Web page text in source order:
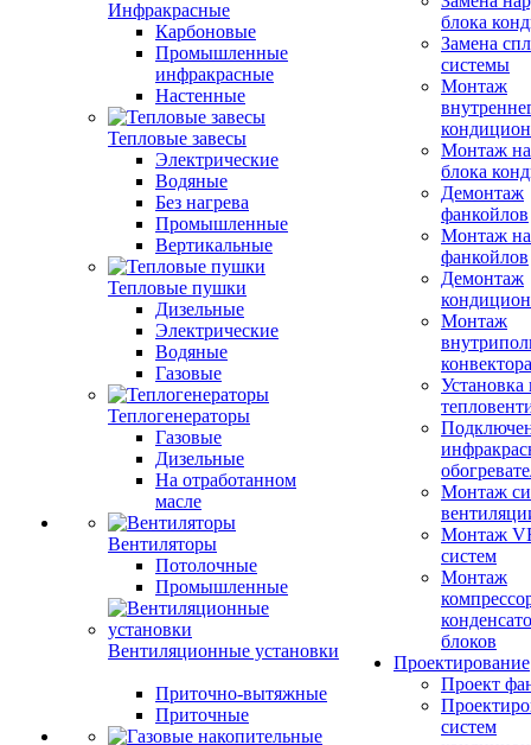
Инфракрасные
Карбоновые
Промышленные
инфракрасные
Настенные
Тепловые завесы
Электрические
Водяные
Без нагрева
Промышленные
Вертикальные
Тепловые пушки
Дизельные
Электрические
Водяные
Газовые
Теплогенераторы
Газовые
Дизельные
На отработанном
масле
Вентиляторы
Потолочные
Промышленные
Вентиляционные установки
Приточно-вытяжные
Приточные
блока
Замена
системы
Монтаж
Монтаж
блока
Демонтаж
фанкойлов
Монтаж
фанкойлов
Демонтаж
Монтаж
конвектора
Установка
Монтаж
Монтаж
систем
Монтаж
блоков
Проектирование
Проект
систем